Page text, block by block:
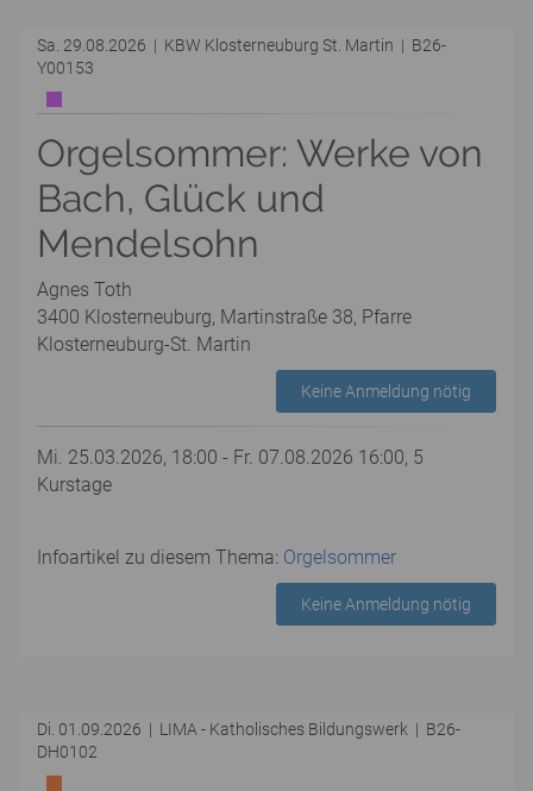
Sa. 29.08.2026 | KBW Klosterneuburg St. Martin | B26-
Y00153
Orgelsommer: Werke von
Bach, Glück und
Mendelsohn
Agnes Toth
3400 Klosterneuburg, Martinstraße 38, Pfarre
Klosterneuburg-St. Martin
Keine Anmeldung nötig
Mi. 25.03.2026, 18:00 - Fr. 07.08.2026 16:00, 5
Kurstage
Infoartikel zu diesem Thema: Orgelsommer
Keine Anmeldung nötig
Di. 01.09.2026 | LIMA - Katholisches Bildungswerk | B26-
DH0102